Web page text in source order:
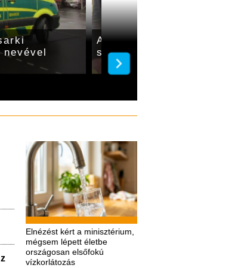
A koraszülötteknek
szilveszteri bálon
Elnézést kért a minisztérium,
mégsem lépett életbe
országosan elsőfokú
vízkorlátozás